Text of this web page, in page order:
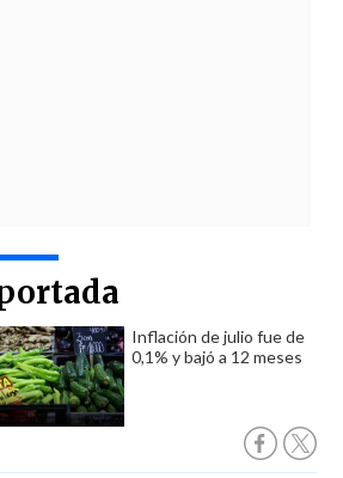
Inflación de julio fue de
0,1% y bajó a 12 meses